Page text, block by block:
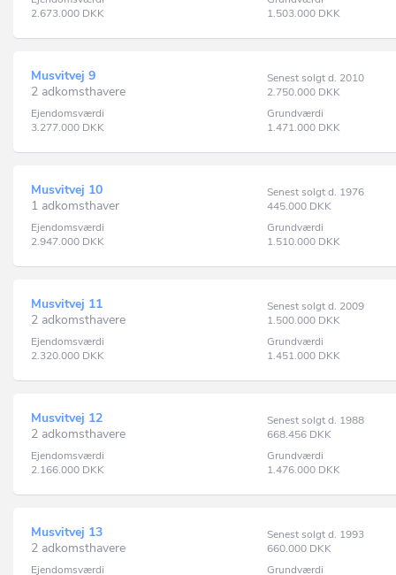
2.673.000 DKK
1.503.000 DKK
Musvitvej 9
2 adkomsthavere
Senest solgt d. 2010
2.750.000 DKK
Ejendomsværdi
3.277.000 DKK
Grundværdi
1.471.000 DKK
Musvitvej 10
1 adkomsthaver
Senest solgt d. 1976
445.000 DKK
Ejendomsværdi
2.947.000 DKK
Grundværdi
1.510.000 DKK
Musvitvej 11
2 adkomsthavere
Senest solgt d. 2009
1.500.000 DKK
Ejendomsværdi
2.320.000 DKK
Grundværdi
1.451.000 DKK
Musvitvej 12
2 adkomsthavere
Senest solgt d. 1988
668.456 DKK
Ejendomsværdi
2.166.000 DKK
Grundværdi
1.476.000 DKK
Musvitvej 13
2 adkomsthavere
Senest solgt d. 1993
660.000 DKK
Ejendomsværdi
Grundværdi